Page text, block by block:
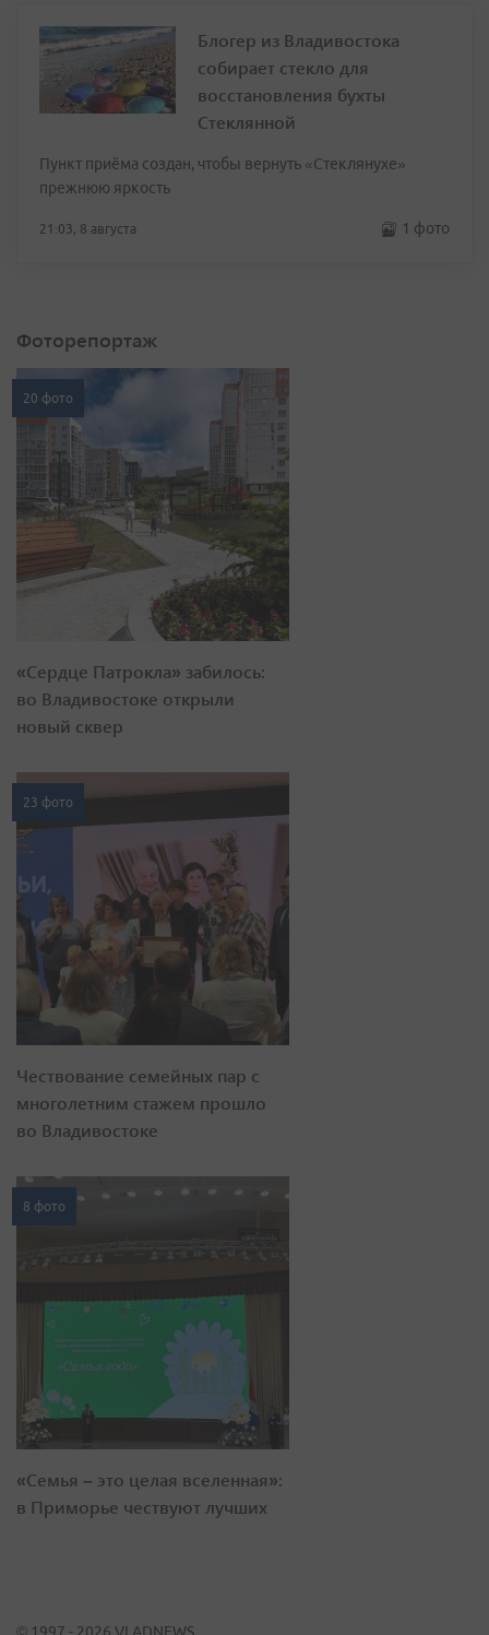
Блогер из Владивостока
собирает стекло для
восстановления бухты
Стеклянной
Пункт приёма создан, чтобы вернуть «Стеклянухе»
прежнюю яркость
21:03, 8 августа 1 фото
Фоторепортаж
20 фото
«Сердце Патрокла» забилось:
во Владивостоке открыли
новый сквер
23 фото
Чествование семейных пар с
многолетним стажем прошло
во Владивостоке
8 фото
«Семья – это целая вселенная»:
в Приморье чествуют лучших